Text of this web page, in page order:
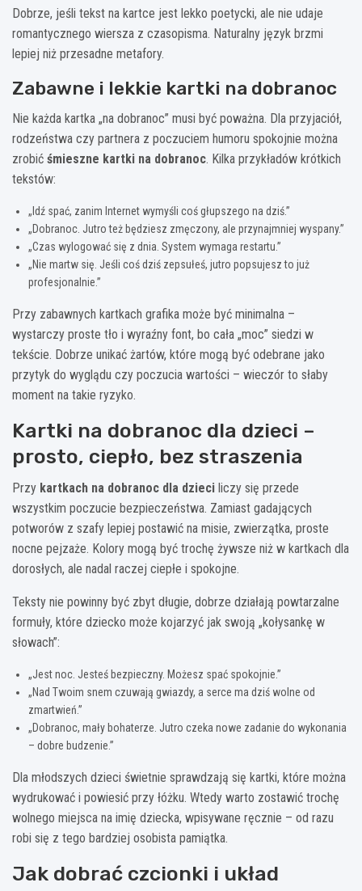
Dobrze, jeśli tekst na kartce jest lekko poetycki, ale nie udaje
romantycznego wiersza z czasopisma. Naturalny język brzmi
lepiej niż przesadne metafory.
Zabawne i lekkie kartki na dobranoc
Nie każda kartka „na dobranoc” musi być poważna. Dla przyjaciół,
rodzeństwa czy partnera z poczuciem humoru spokojnie można
zrobić śmieszne kartki na dobranoc. Kilka przykładów krótkich
tekstów:
„Idź spać, zanim Internet wymyśli coś głupszego na dziś.”
„Dobranoc. Jutro też będziesz zmęczony, ale przynajmniej wyspany.”
„Czas wylogować się z dnia. System wymaga restartu.”
„Nie martw się. Jeśli coś dziś zepsułeś, jutro popsujesz to już
profesjonalnie.”
Przy zabawnych kartkach grafika może być minimalna –
wystarczy proste tło i wyraźny font, bo cała „moc” siedzi w
tekście. Dobrze unikać żartów, które mogą być odebrane jako
przytyk do wyglądu czy poczucia wartości – wieczór to słaby
moment na takie ryzyko.
Kartki na dobranoc dla dzieci –
prosto, ciepło, bez straszenia
Przy kartkach na dobranoc dla dzieci liczy się przede
wszystkim poczucie bezpieczeństwa. Zamiast gadających
potworów z szafy lepiej postawić na misie, zwierzątka, proste
nocne pejzaże. Kolory mogą być trochę żywsze niż w kartkach dla
dorosłych, ale nadal raczej ciepłe i spokojne.
Teksty nie powinny być zbyt długie, dobrze działają powtarzalne
formuły, które dziecko może kojarzyć jak swoją „kołysankę w
słowach”:
„Jest noc. Jesteś bezpieczny. Możesz spać spokojnie.”
„Nad Twoim snem czuwają gwiazdy, a serce ma dziś wolne od
zmartwień.”
„Dobranoc, mały bohaterze. Jutro czeka nowe zadanie do wykonania
– dobre budzenie.”
Dla młodszych dzieci świetnie sprawdzają się kartki, które można
wydrukować i powiesić przy łóżku. Wtedy warto zostawić trochę
wolnego miejsca na imię dziecka, wpisywane ręcznie – od razu
robi się z tego bardziej osobista pamiątka.
Jak dobrać czcionki i układ